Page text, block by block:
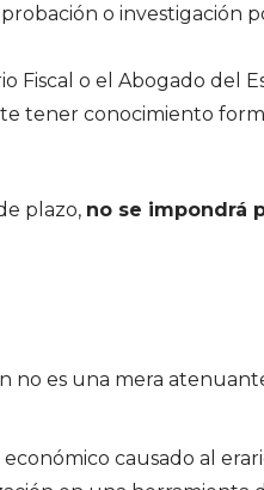
o investigación
Fiscal o el Abogado del
tener conocimiento
plazo, no se impondrá
no es una mera
causado al